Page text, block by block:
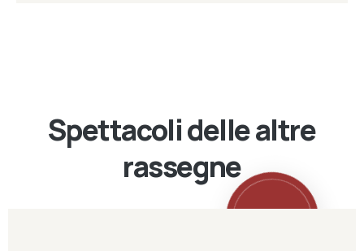
Spettacoli delle altre
rassegne